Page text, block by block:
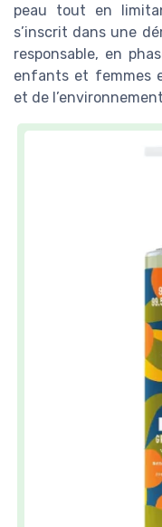
peau tout en
s’inscrit dans une
responsable, en
enfants et femmes
et de